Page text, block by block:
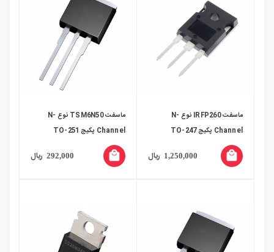
ماسفت IRFP260 نوع N-
Channel پکیج TO-247
1,250,000 ریال local_mall
ماسفت TSM6N50 نوع N-
Channel پکیج TO-251
292,000 ریال local_mall